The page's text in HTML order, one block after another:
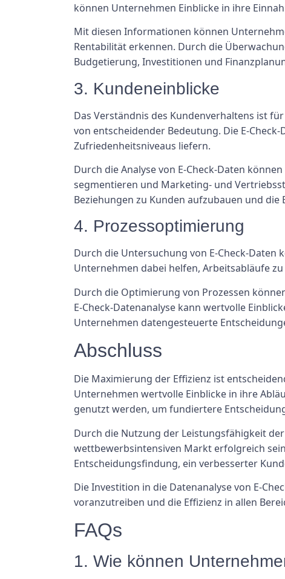
können Unternehmen Einblicke in ihre
Mit diesen Informationen können
Rentabilität erkennen. Durch die
Budgetierung, Investitionen und
3. Kundeneinblicke
Das Verständnis des Kundenverhaltens ist
von entscheidender Bedeutung. Die E-
Zufriedenheitsniveaus liefern.
Durch die Analyse von E-Check-Daten
segmentieren und Marketing- und
Beziehungen zu Kunden aufzubauen und
4. Prozessoptimierung
Durch die Untersuchung von E-Check-Daten
Unternehmen dabei helfen, Arbeitsabläufe
Durch die Optimierung von Prozessen
E-Check-Datenanalyse kann wertvolle
Unternehmen datengesteuerte
Abschluss
Die Maximierung der Effizienz ist
Unternehmen wertvolle Einblicke in ihre
genutzt werden, um fundiertere
Durch die Nutzung der Leistungsfähigkeit
wettbewerbsintensiven Markt erfolgreich
Entscheidungsfindung, ein verbesserter
Die Investition in die Datenanalyse von E-
voranzutreiben und die Effizienz in allen
FAQs
1. Wie können